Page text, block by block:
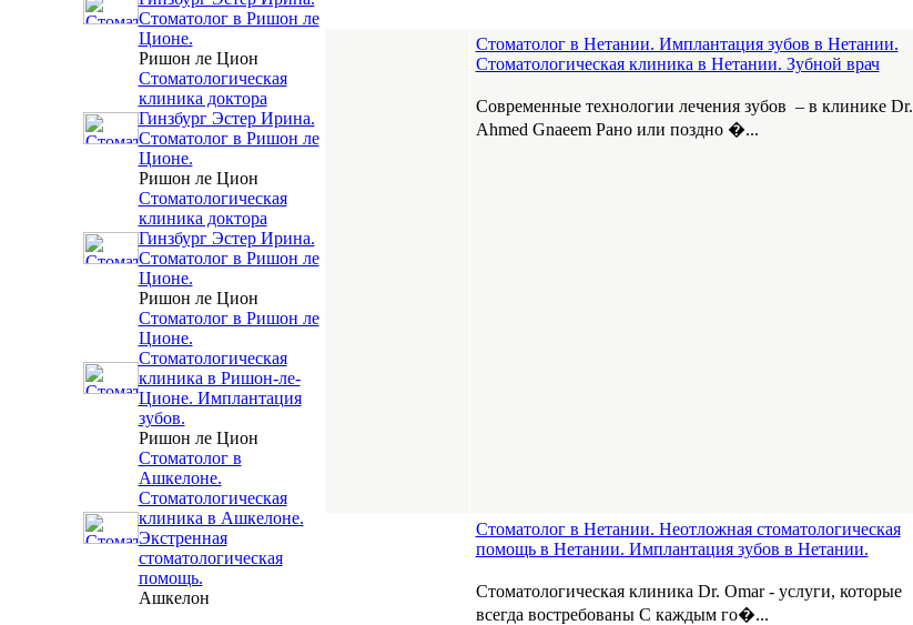
Стоматолог в Ришон ле
Ционе.
Ришон ле Цион
Стоматологическая
клиника доктора
Гинзбург Эстер Ирина.
Стоматолог в Ришон ле
Ционе.
Ришон ле Цион
Стоматологическая
клиника доктора
Гинзбург Эстер Ирина.
Стоматолог в Ришон ле
Ционе.
Ришон ле Цион
Стоматолог в Ришон ле
Ционе.
Стоматологическая
клиника в Ришон-ле-
Ционе. Имплантация
зубов.
Ришон ле Цион
Стоматолог в
Ашкелоне.
Стоматологическая
клиника в Ашкелоне.
Экстренная
стоматологическая
помощь.
Ашкелон
Стоматолог в Нетании. Имплантация зубов в Нетании.
Стоматологическая клиника в Нетании. Зубной врач
Современные технологии лечения зубов – в клинике Dr.
Ahmed Gnaeem Рано или поздно �...
Стоматолог в Нетании. Неотложная стоматологическая
помощь в Нетании. Имплантация зубов в Нетании.
Стоматологическая клиника Dr. Omar - услуги, которые
всегда востребованы С каждым го�...